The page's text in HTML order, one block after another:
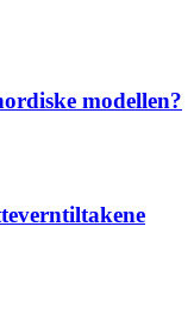
modellen?